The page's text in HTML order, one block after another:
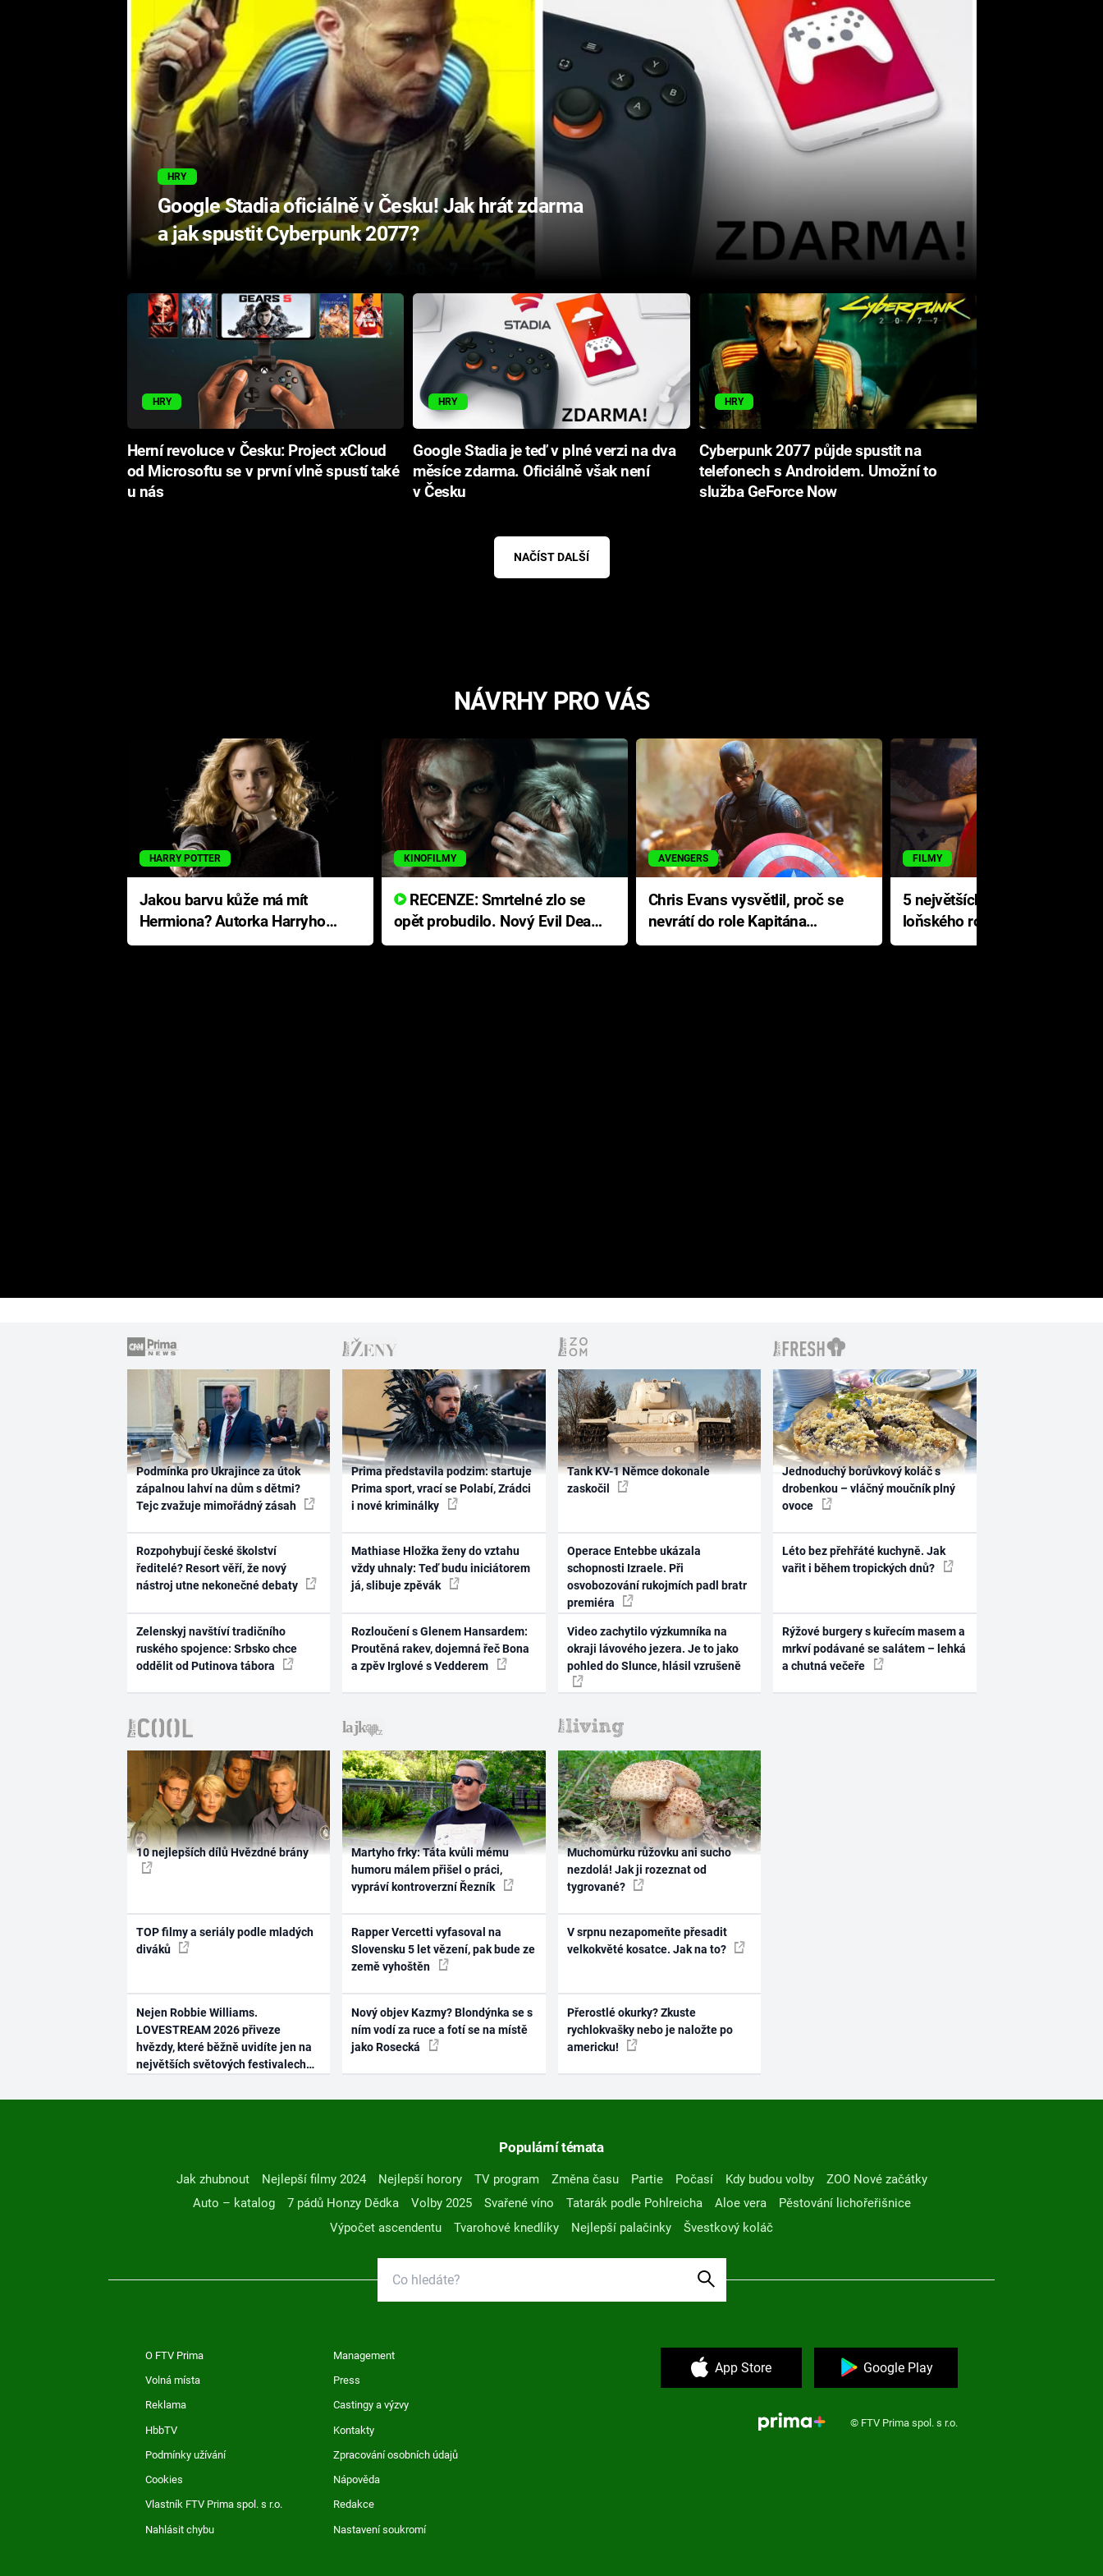
HRY
Google Stadia oficiálně v Česku! Jak hrát zdarma
a jak spustit Cyberpunk 2077?
HRY
Herní revoluce v Česku: Project xCloud
od Microsoftu se v první vlně spustí také
u nás
HRY
Google Stadia je teď v plné verzi na dva
měsíce zdarma. Oficiálně však není
v Česku
HRY
Cyberpunk 2077 půjde spustit na
telefonech s Androidem. Umožní to
služba GeForce Now
NAČÍST DALŠÍ
NÁVRHY PRO VÁS
HARRY POTTER
Jakou barvu kůže má mít
Hermiona? Autorka Harryho
Pottera přišla s ráznou
KINOFILMY
RECENZE: Smrtelné zlo se
opět probudilo. Nový Evil Dead
přichází s neodolatelnou
AVENGERS
Chris Evans vysvětlil, proč se
nevrátí do role Kapitána
Ameriky
FILMY
5 největších propadáků
loňského roku: Disney na
jediné katastrofě prodělal 200
Podmínka pro Ukrajince za útok
zápalnou lahví na dům s dětmi?
Tejc zvažuje mimořádný zásah
Rozpohybují české školství
ředitelé? Resort věří, že nový
nástroj utne nekonečné debaty
Zelenskyj navštíví tradičního
ruského spojence: Srbsko chce
oddělit od Putinova tábora
Prima představila podzim: startuje
Prima sport, vrací se Polabí, Zrádci
i nové kriminálky
Mathiase Hložka ženy do vztahu
vždy uhnaly: Teď budu iniciátorem
já, slibuje zpěvák
Rozloučení s Glenem Hansardem:
Proutěná rakev, dojemná řeč Bona
a zpěv Irglové s Vedderem
Tank KV-1 Němce dokonale
zaskočil
Operace Entebbe ukázala
schopnosti Izraele. Při
osvobozování rukojmích padl bratr
premiéra
Video zachytilo výzkumníka na
okraji lávového jezera. Je to jako
pohled do Slunce, hlásil vzrušeně
Jednoduchý borůvkový koláč s
drobenkou – vláčný moučník plný
ovoce
Léto bez přehřáté kuchyně. Jak
vařit i během tropických dnů?
Rýžové burgery s kuřecím masem a
mrkví podávané se salátem – lehká
a chutná večeře
10 nejlepších dílů Hvězdné brány
TOP filmy a seriály podle mladých
diváků
Nejen Robbie Williams.
LOVESTREAM 2026 přiveze
hvězdy, které běžně uvidíte jen na
největších světových festivalech
Martyho frky: Táta kvůli mému
humoru málem přišel o práci,
vypráví kontroverzní Řezník
Rapper Vercetti vyfasoval na
Slovensku 5 let vězení, pak bude ze
země vyhoštěn
Nový objev Kazmy? Blondýnka se s
ním vodí za ruce a fotí se na místě
jako Rosecká
Muchomůrku růžovku ani sucho
nezdolá! Jak ji rozeznat od
tygrované?
V srpnu nezapomeňte přesadit
velkokvěté kosatce. Jak na to?
Přerostlé okurky? Zkuste
rychlokvašky nebo je naložte po
americku!
Populární témata
Jak zhubnout Nejlepší filmy 2024 Nejlepší horory TV program Změna času Partie Počasí Kdy budou volby
ZOO Nové začátky
Auto – katalog
7 pádů Honzy Dědka Volby 2025 Svařené víno Tatarák podle Pohlreicha Aloe vera
Pěstování lichořeřišnice
Výpočet ascendentu
Tvarohové knedlíky Nejlepší palačinky Švestkový koláč
O FTV Prima Management
Volná místa Press
Reklama Castingy a výzvy
HbbTV Kontakty
Podmínky užívání Zpracování osobních údajů
Cookies Nápověda
Vlastník FTV Prima spol. s r.o. Redakce
Nahlásit chybu Nastavení soukromí
App Store Google Play
© FTV Prima spol. s r.o.